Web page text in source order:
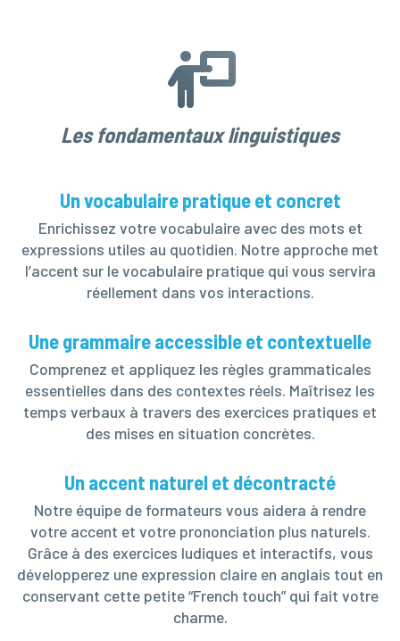
Les fondamentaux linguistiques
Un vocabulaire pratique et concret
Enrichissez votre vocabulaire avec des mots et
expressions utiles au quotidien. Notre approche met
l’accent sur le vocabulaire pratique qui vous servira
réellement dans vos interactions.
Une grammaire accessible et contextuelle
Comprenez et appliquez les règles grammaticales
essentielles dans des contextes réels. Maîtrisez les
temps verbaux à travers des exercices pratiques et
des mises en situation concrètes.
Un accent naturel et décontracté
Notre équipe de formateurs vous aidera à rendre
votre accent et votre prononciation plus naturels.
Grâce à des exercices ludiques et interactifs, vous
développerez une expression claire en anglais tout en
conservant cette petite “French touch” qui fait votre
charme.